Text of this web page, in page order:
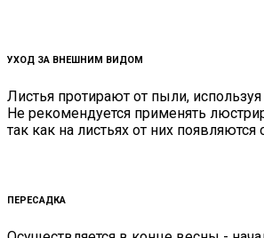
УХОД ЗА ВНЕШНИМ ВИДОМ
Листья протирают от пыли,
Не рекомендуется применять
так как на листьях от них появляются
ПЕРЕСАДКА